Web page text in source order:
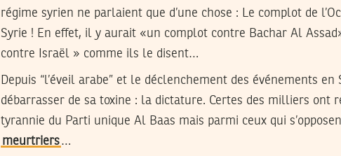
régime syrien ne parlaient que d’une chose : Le complot de
Syrie ! En effet, il y aurait «un complot contre Bachar Al
contre Israël » comme ils le disent…
Depuis “l’éveil arabe” et le déclenchement des événements
débarrasser de sa toxine : la dictature. Certes des milliers ont
tyrannie du Parti unique Al Baas mais parmi ceux qui
meurtriers…